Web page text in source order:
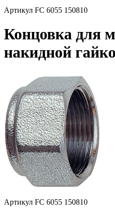
Артикул FC 6055 150810
Концовка для
накидной
Артикул FC 6055 150810